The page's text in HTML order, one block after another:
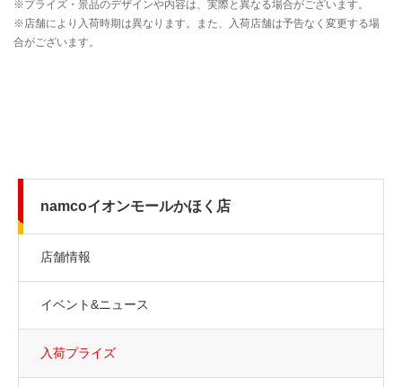
namcoイオンモールかほく店
店舗情報
イベント&ニュース
入荷プライズ